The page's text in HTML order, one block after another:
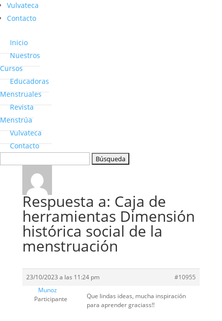
Vulvateca
Contacto
Inicio
Nuestros
Cursos
Educadoras
Menstruales
Revista
Menstrúa
Vulvateca
Contacto
Respuesta a: Caja de
herramientas Dimensión
histórica social de la
menstruación
23/10/2023 a las 11:24 pm
#10955
Munoz
Participante
Que lindas ideas, mucha inspiración
para aprender graciass!!